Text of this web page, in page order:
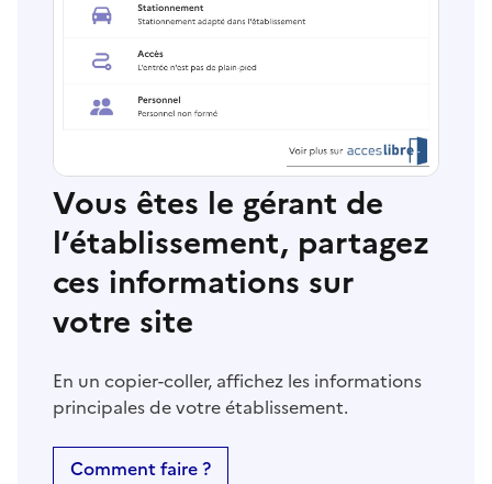
Vous êtes le gérant de
l’établissement, partagez
ces informations sur
votre site
En un copier-coller, affichez les informations
principales de votre établissement.
Comment faire ?